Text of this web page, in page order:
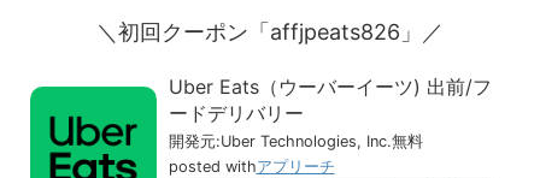
＼初回クーポン「affjpeats826」／
Uber Eats（ウーバーイーツ) 出前/フ
ードデリバリー
開発元:Uber Technologies, Inc.無料
posted withアプリーチ